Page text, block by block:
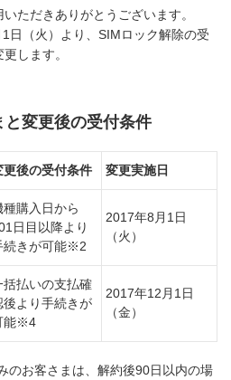
ただきありがとうございます。
日（火）より、SIMロック解除の受
します。
変更後の受付条件
更後の受付条件 変更実施日
種購入日から
日目以降より
続きが可能※2
2017年8月1日
（火）
括払いの支払確
後より手続きが
能※4
2017年12月1日
（金）
のお客さまは、解約後90日以内の場